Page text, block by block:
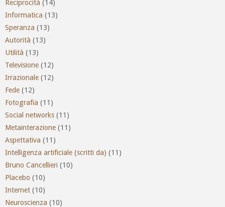
Reciprocità (14)
Informatica (13)
Speranza (13)
Autorità (13)
Utilità (13)
Televisione (12)
Irrazionale (12)
Fede (12)
Fotografia (11)
Social networks (11)
Metainterazione (11)
Aspettativa (11)
Intelligenza artificiale (scritti da) (11)
Bruno Cancellieri (10)
Placebo (10)
Internet (10)
Neuroscienza (10)